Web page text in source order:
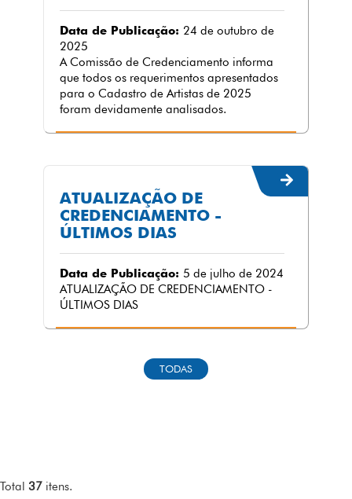
Data de Publicação: 24 de outubro de
2025
A Comissão de Credenciamento informa
que todos os requerimentos apresentados
para o Cadastro de Artistas de 2025
foram devidamente analisados.
ATUALIZAÇÃO DE
CREDENCIAMENTO -
ÚLTIMOS DIAS
Data de Publicação: 5 de julho de 2024
ATUALIZAÇÃO DE CREDENCIAMENTO -
ÚLTIMOS DIAS
TODAS
Total 37 itens.